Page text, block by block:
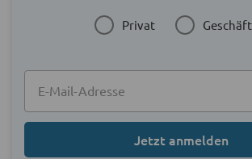
Privat
Jetzt anmelden